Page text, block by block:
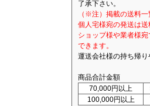
了承下さい。
（※注）掲載の送料一
個人宅様宛の発送は送
ショップ様や業者様
できます。
運送会社様の持ち帰り
商品合計金額
70,000円以上
100,000円以上